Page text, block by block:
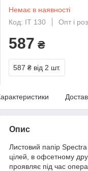
Немає в наявності
Код: IT 130
Опт і
587 ₴
587 ₴ від 2 шт.
Опис
Листовий папір
цілей, в офсетному
проявляє під час